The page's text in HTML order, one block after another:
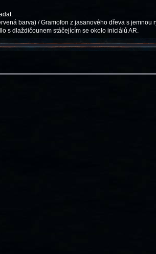
barva) / Gramofon z jasanového dřeva s jemnou
s dlaždičounem stáčejícím se okolo iniciálů AR.